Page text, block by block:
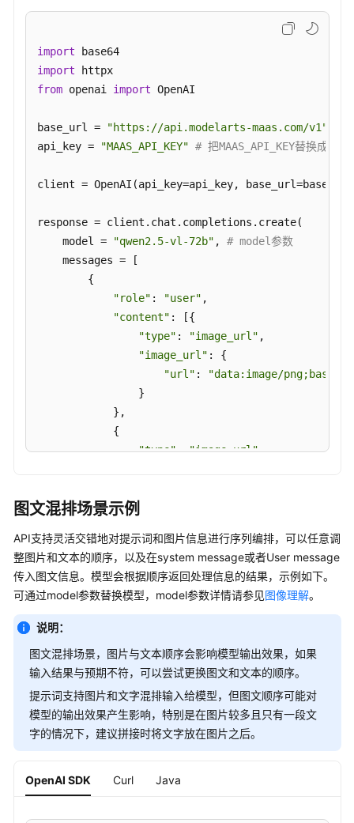
系
权
限
import
import
from openai import OpenAI
base_url = "https://api.modelarts-maas.com/v1"
api_key =
"MAAS_API_KEY" # 把MAAS_API_KEY替换成已
client = OpenAI(api_key=api_key,
response = client.chat.completions.create(
    model =
"qwen2.5-vl-72b" , # model参数
    messages = [
        {
"role" : "user" ,
"content" : [{
"type" : "image_url" ,
"image_url" : {
"url" :
"data:image/
                }
            },
            {
"type": "image_url",
                }
            {
"type": "text",
"text": "描述下图片里的内容"
             }]
         }
)
print(response.choices[0].message.content)
图文混排场景示例
API支持灵活交错地对提示词和图片信息进行序列编排，可以任意调
整图片和文本的顺序，以及在system message或者User message
传入图文信息。模型会根据顺序返回处理信息的结果，示例如下。
可通过model参数替换模型，model参数详情请参见图像理解。
说明：
图文混排场景，图片与文本顺序会影响模型输出效果，如果
输入结果与预期不符，可以尝试更换图文和文本的顺序。
提示词支持图片和文字混排输入给模型，但图文顺序可能对
模型的输出效果产生影响，特别是在图片较多且只有一段文
字的情况下，建议拼接时将文字放在图片之后。
OpenAI SDK Curl Java